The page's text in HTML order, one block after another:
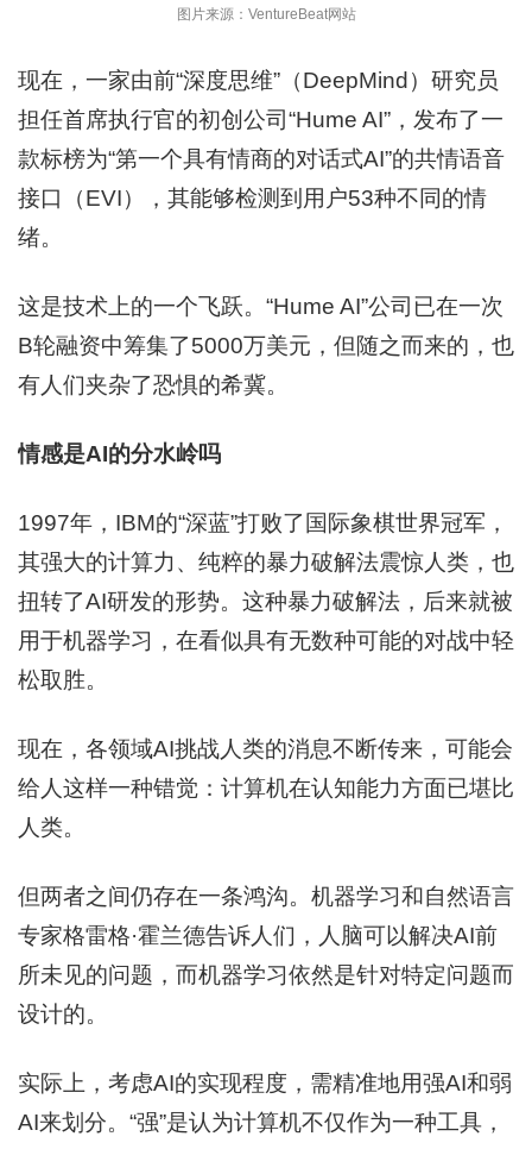
图片来源：VentureBeat网站
现在，一家由前“深度思维”（DeepMind）研究员
担任首席执行官的初创公司“Hume AI”，发布了一
款标榜为“第一个具有情商的对话式AI”的共情语音
接口（EVI），其能够检测到用户53种不同的情
绪。
这是技术上的一个飞跃。“Hume AI”公司已在一次
B轮融资中筹集了5000万美元，但随之而来的，也
有人们夹杂了恐惧的希冀。
情感是AI的分水岭吗
1997年，IBM的“深蓝”打败了国际象棋世界冠军，
其强大的计算力、纯粹的暴力破解法震惊人类，也
扭转了AI研发的形势。这种暴力破解法，后来就被
用于机器学习，在看似具有无数种可能的对战中轻
松取胜。
现在，各领域AI挑战人类的消息不断传来，可能会
给人这样一种错觉：计算机在认知能力方面已堪比
人类。
但两者之间仍存在一条鸿沟。机器学习和自然语言
专家格雷格·霍兰德告诉人们，人脑可以解决AI前
所未见的问题，而机器学习依然是针对特定问题而
设计的。
实际上，考虑AI的实现程度，需精准地用强AI和弱
AI来划分。“强”是认为计算机不仅作为一种工具，